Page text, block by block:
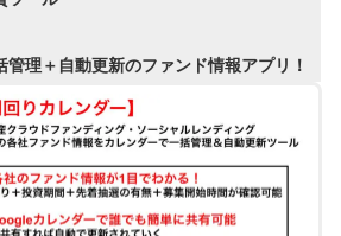
理＋自動更新のファンド情報アプリ！